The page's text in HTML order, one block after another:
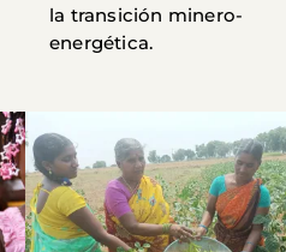
la transición minero-
energética.